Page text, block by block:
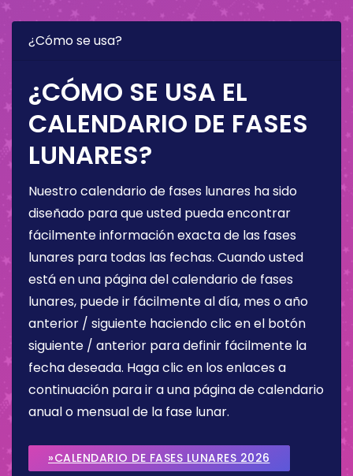
¿Cómo se usa?
¿CÓMO SE USA EL
CALENDARIO DE FASES
LUNARES?
Nuestro calendario de fases lunares ha sido
diseñado para que usted pueda encontrar
fácilmente información exacta de las fases
lunares para todas las fechas. Cuando usted
está en una página del calendario de fases
lunares, puede ir fácilmente al día, mes o año
anterior / siguiente haciendo clic en el botón
siguiente / anterior para definir fácilmente la
fecha deseada. Haga clic en los enlaces a
continuación para ir a una página de calendario
anual o mensual de la fase lunar.
»CALENDARIO DE FASES LUNARES 2026